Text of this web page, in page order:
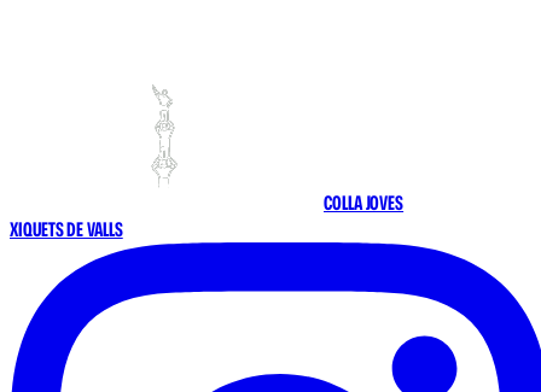
COLLA JOVES
XIQUETS DE VALLS